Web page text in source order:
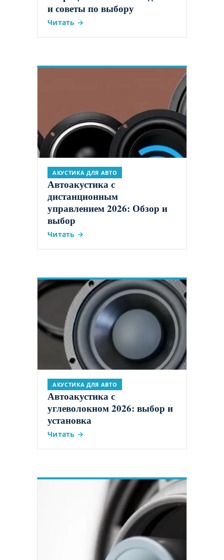
и советы по выбору
Читать →
АКУСТИКА ДЛЯ АВТО
Автоакустика с
дистанционным
управлением 2026: Обзор и
выбор
Читать →
АКУСТИКА ДЛЯ АВТО
Автоакустика с
углеволокном 2026: выбор и
установка
Читать →